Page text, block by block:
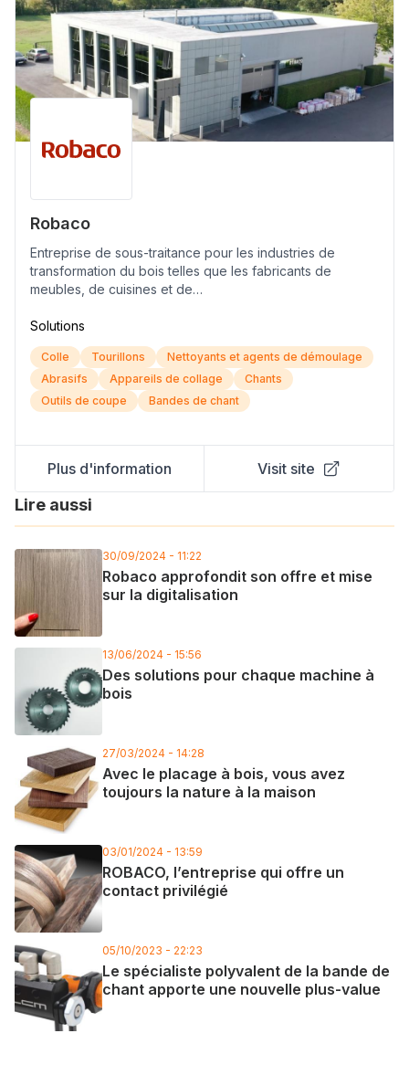
Robaco
Entreprise de sous-traitance pour les industries de
transformation du bois telles que les fabricants de
meubles, de cuisines et de…
Solutions
Colle Tourillons
Nettoyants et agents de démoulage
Abrasifs
Appareils de collage
Chants
Outils de coupe
Bandes de chant
Plus d'information Visit site
Lire aussi
30/09/2024 - 11:22
Robaco approfondit son offre et mise
sur la digitalisation
13/06/2024 - 15:56
Des solutions pour chaque machine à
bois
27/03/2024 - 14:28
Avec le placage à bois, vous avez
toujours la nature à la maison
03/01/2024 - 13:59
ROBACO, l’entreprise qui offre un
contact privilégié
05/10/2023 - 22:23
Le spécialiste polyvalent de la bande de
chant apporte une nouvelle plus-value